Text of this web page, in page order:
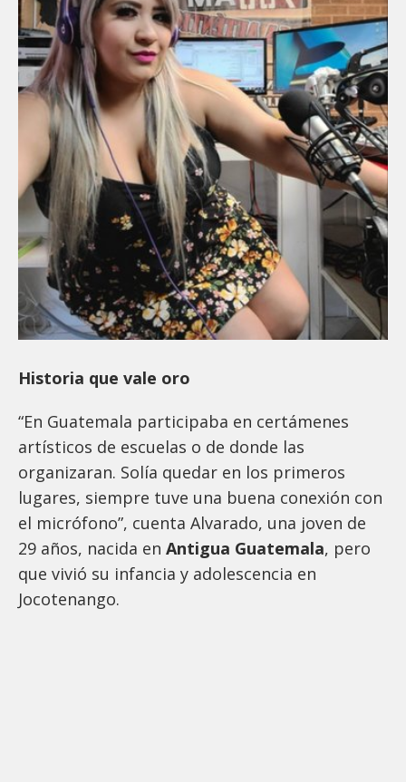
Historia que vale oro
“En Guatemala participaba en certámenes
artísticos de escuelas o de donde las
organizaran. Solía quedar en los primeros
lugares, siempre tuve una buena conexión con
el micrófono”, cuenta Alvarado, una joven de
29 años, nacida en Antigua Guatemala, pero
que vivió su infancia y adolescencia en
Jocotenango.